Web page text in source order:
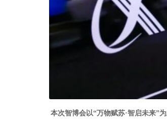
本次智博会以“万物赋苏·智启未来”